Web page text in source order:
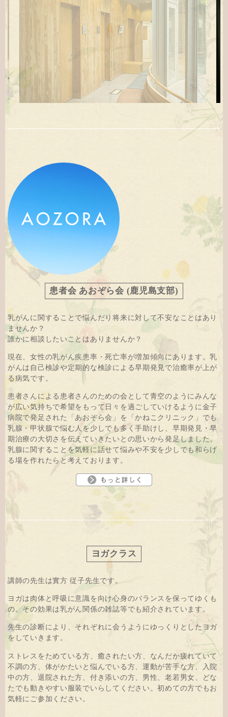
患者会 あおぞら会 (鹿児島支部)
乳がんに関することで悩んだり将来に対して不安なことはあり
ませんか？
誰かに相談したいことはありませんか？
現在、女性の乳がん疾患率・死亡率が増加傾向にあります。乳
がんは自己検診や定期的な検診による早期発見で治癒率が上が
る病気です。
患者さんによる患者さんのための会として青空のようにみんな
が広い気持ちで希望をもって日々を過ごしていけるように金子
病院で発足された「あおぞら会」を「かねこクリニック」でも
乳腺・甲状腺で悩む人を少しでも多く手助けし、早期発見・早
期治療の大切さを伝えていきたいとの思いから発足しました。
乳腺に関することを気軽に話せて悩みや不安を少しでも和らげ
る場を作れたらと考えております。
ヨガクラス
講師の先生は實方 従子先生です。
ヨガは肉体と呼吸に意識を向け心身のバランスを保ってゆくも
の。その効果は乳がん関係の雑誌等でも紹介されています。
先生の診断により、それぞれに会うようにゆっくりとしたヨガ
をしていきます。
ストレスをためている方、癒されたい方、なんだか疲れていて
不調の方、体がかたいと悩んでいる方、運動が苦手な方、入院
中の方、退院された方、付き添いの方、男性、老若男女、どな
たでも動きやすい服装でいらしてください。初めての方でもお
気軽にご参加ください。